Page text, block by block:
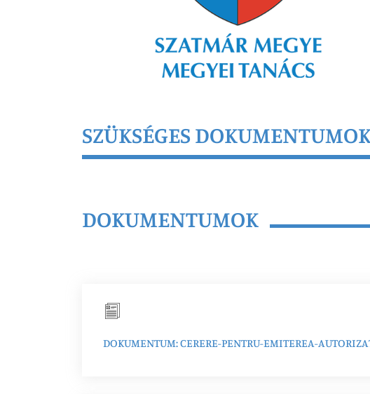
SZÜKSÉGES
DOKUMENTUMOK
DOKUMENTUM: CERERE-PENTRU-EMITEREA-